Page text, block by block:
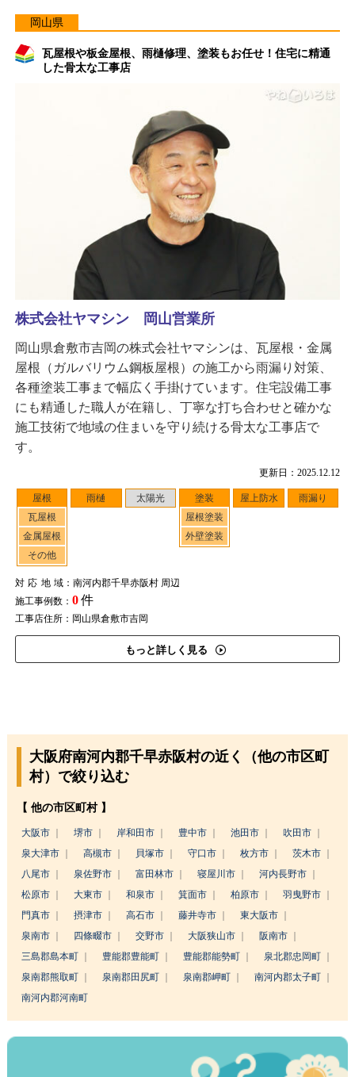
岡山県
瓦屋根や板金屋根、雨樋修理、塗装もお任せ！住宅に精通
した骨太な工事店
更新日：2025.12.12
屋根
瓦屋根
金属屋根
その他
雨樋 太陽光
塗装
屋根塗装
外壁塗装
屋上防水 雨漏り
対応地域：南河内郡千早赤阪村 周辺
施工事例数： 0件
工事店住所：岡山県倉敷市吉岡
もっと詳しく見る
株式会社ヤマシン 岡山営業所
岡山県倉敷市吉岡の株式会社ヤマシンは、瓦屋根・金属
屋根（ガルバリウム鋼板屋根）の施工から雨漏り対策、
各種塗装工事まで幅広く手掛けています。住宅設備工事
にも精通した職人が在籍し、丁寧な打ち合わせと確かな
施工技術で地域の住まいを守り続ける骨太な工事店で
す。
大阪府南河内郡千早赤阪村の近く（他の市区町
村）で絞り込む
【 他の市区町村 】
大阪市 堺市 岸和田市 豊中市 池田市
吹田市
泉大津市
高槻市 貝塚市 守口市 枚方市
茨木市
八尾市
泉佐野市 富田林市 寝屋川市
河内長野市
松原市
大東市 和泉市 箕面市 柏原市
羽曳野市
門真市
摂津市 高石市 藤井寺市
東大阪市
泉南市
四條畷市 交野市 大阪狭山市
阪南市
三島郡島本町
豊能郡豊能町 豊能郡能勢町
泉北郡忠岡町
泉南郡熊取町
泉南郡田尻町 泉南郡岬町
南河内郡太子町
南河内郡河南町